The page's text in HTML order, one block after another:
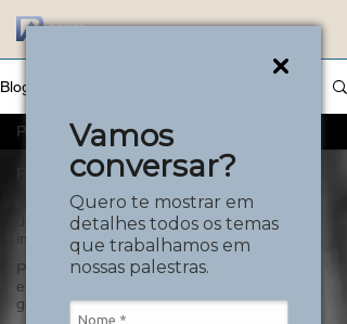
Vamos
conversar?
Quero te mostrar em
detalhes todos os temas
que trabalhamos em
nossas palestras.
Blog
Conteúdo
inspiração
Planejamento
e
gestão
Posts